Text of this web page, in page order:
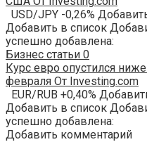
USD/JPY -0,26%
Добавить в список
успешно добавлена:
Бизнес статьи 0
Курс евро опустился
февраля От Investing.com
EUR/RUB +0,40%
Добавить в список
успешно добавлена:
Добавить комментарий